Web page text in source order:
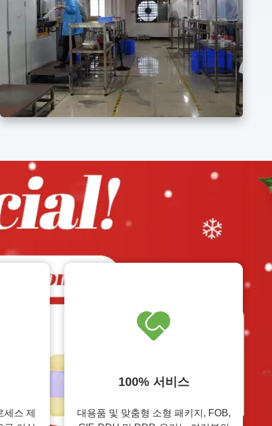
스 제
100% 서비스
대용품 및 맞춤형 소형 패키지, FOB,